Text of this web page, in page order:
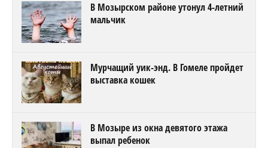
В Мозырском районе утонул 4-летний
мальчик
Мурчащий уик-энд. В Гомеле пройдет
выставка кошек
В Мозыре из окна девятого этажа
выпал ребенок